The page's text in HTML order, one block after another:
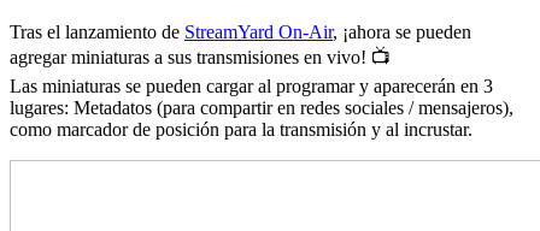
Tras el lanzamiento de StreamYard On-Air, ¡ahora se pueden
agregar miniaturas a sus transmisiones en vivo! 📺
Las miniaturas se pueden cargar al programar y aparecerán en 3
lugares: Metadatos (para compartir en redes sociales / mensajeros),
como marcador de posición para la transmisión y al incrustar.